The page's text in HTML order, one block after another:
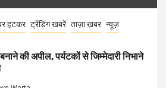
हटकर ट्रेंडिंग खबरें ताज़ा ख़बर न्यूज़
की अपील, पर्यटकों से जिम्मेदारी निभाने